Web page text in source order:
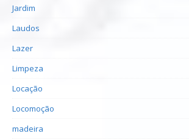
Jardim
Laudos
Lazer
Limpeza
Locação
Locomoção
madeira